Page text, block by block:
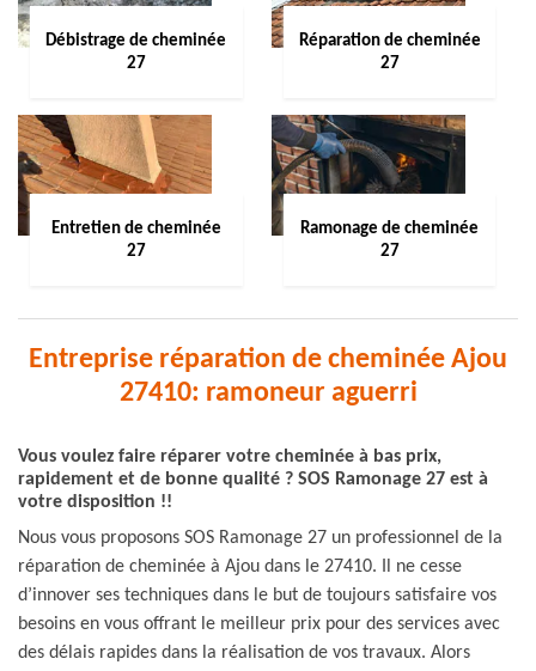
Débistrage de cheminée
27
Réparation de cheminée
27
Entretien de cheminée
27
Ramonage de cheminée
27
Entreprise réparation de cheminée Ajou
27410: ramoneur aguerri
Vous voulez faire réparer votre cheminée à bas prix,
rapidement et de bonne qualité ? SOS Ramonage 27 est à
votre disposition !!
Nous vous proposons SOS Ramonage 27 un professionnel de la
réparation de cheminée à Ajou dans le 27410. Il ne cesse
d’innover ses techniques dans le but de toujours satisfaire vos
besoins en vous offrant le meilleur prix pour des services avec
des délais rapides dans la réalisation de vos travaux. Alors